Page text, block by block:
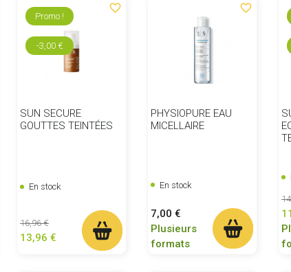
favorite_border
SUN SECURE
GOUTTES TEINTÉES
En stock
Prix de base
16,96 €Prix
13,96 €
Promo !
-3,00 €
favorite_border
PHYSIOPURE EAU
MICELLAIRE
En stock
Prix
7,00 €
Plusieurs
formats